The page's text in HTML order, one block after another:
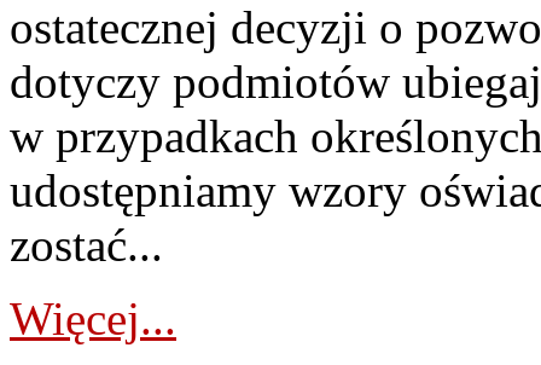
ostatecznej decyzji o
dotyczy podmiotów
w przypadkach
udostępniamy wzory
zostać...
Więcej...